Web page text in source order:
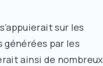
sur les
générées par les
ainsi de nombreux